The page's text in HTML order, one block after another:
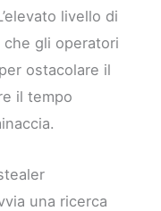
livello di
gli operatori
ostacolare il
il tempo
una ricerca